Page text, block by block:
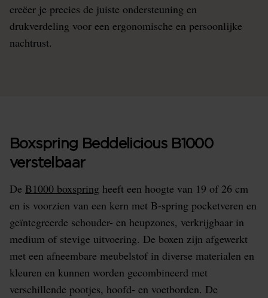
creëer je precies de juiste ondersteuning en
drukverdeling voor een ergonomische en persoonlijke
nachtrust.
Boxspring Beddelicious B1000
verstelbaar
De B1000 boxspring heeft een hoogte van 19 of 26 cm
en is voorzien van een kern met B-spring pocketveren en
geïntegreerde schouder- en heupzones, verkrijgbaar in
medium of stevige uitvoering. De boxen zijn afgewerkt
met een afneembare meubelstof in diverse materialen en
kleuren en kunnen worden gecombineerd met
verschillende pootjes, hoofd- en voetborden. De